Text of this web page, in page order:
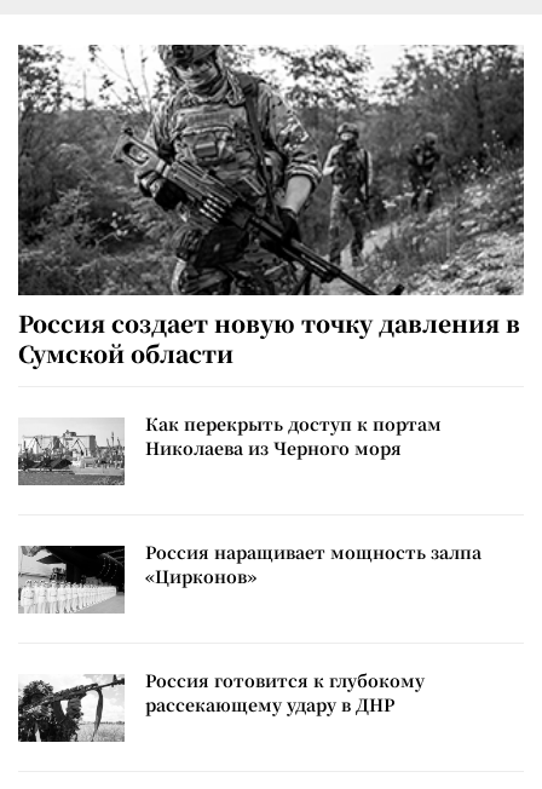
Россия создает новую точку давления в
Сумской области
Как перекрыть доступ к портам
Николаева из Черного моря
Россия наращивает мощность залпа
«Цирконов»
Россия готовится к глубокому
рассекающему удару в ДНР